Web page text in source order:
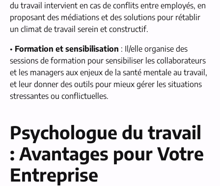
du travail intervient en cas de conflits entre employés, en
proposant des médiations et des solutions pour rétablir
un climat de travail serein et constructif.
• Formation et sensibilisation : Il/elle organise des
sessions de formation pour sensibiliser les collaborateurs
et les managers aux enjeux de la santé mentale au travail,
et leur donner des outils pour mieux gérer les situations
stressantes ou conflictuelles.
Psychologue du travail
: Avantages pour Votre
Entreprise